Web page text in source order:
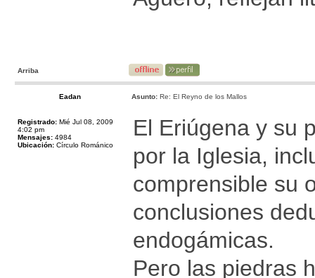
Arriba
Eadan Asunto: Re: El Reyno de los Mallos
Registrado: Mié Jul 08, 2009
4:02 pm
Mensajes: 4984
Ubicación: Círculo Románico
El Eriúgena y su
por la Iglesia,
comprensible su
conclusiones
endogámicas.
Pero las piedras